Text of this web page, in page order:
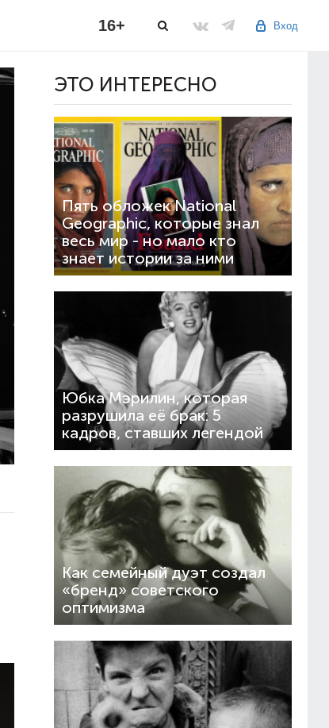
Вход
16+
ЭТО ИНТЕРЕСНО
Пять обложек National
Geographic, которые знал
весь мир - но мало кто
знает истории за ними
Юбка Мэрилин, которая
разрушила её брак: 5
кадров, ставших легендой
Как семейный дуэт создал
«бренд» советского
оптимизма